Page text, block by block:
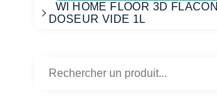
WI HOME FLOOR 3D FLACON
DOSEUR VIDE 1L